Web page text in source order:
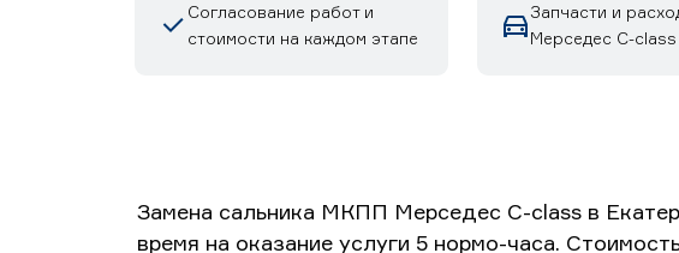
Согласование работ и
стоимости на каждом этапе
Запчасти и
Мерседес C-class
Замена сальника МКПП Мерседес C-class в
время на оказание услуги 5 нормо-часа.